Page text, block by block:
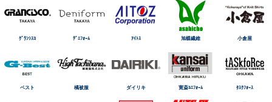
ｸﾞﾗﾝｼｽｺ ﾃﾞﾆﾌｫｰﾑ ｱｲﾄｽ 旭蝶繊維 小倉屋
ベスト 橘被服 ダイリキ 寛斎ﾕﾆﾌｫｰﾑ ﾀｽｸﾌｫｰｽ